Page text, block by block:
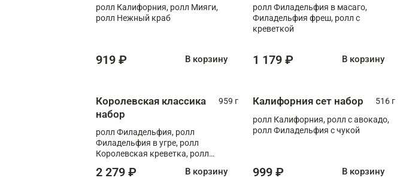
ролл Калифорния, ролл Мияги,
ролл Нежный краб
919 ₽ В корзину
ролл Филадельфия в масаго,
Филадельфия фреш, ролл с
креветкой
1 179 ₽ В корзину
Королевская классика
набор
959 г
ролл Филадельфия, ролл
Филадельфия в угре, ролл
Королевская креветка, ролл
2 279 ₽ В корзину
Калифорния сет набор
516 г
ролл Калифорния, ролл с авокадо,
ролл Филадельфия с чукой
999 ₽ В корзину